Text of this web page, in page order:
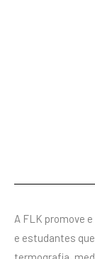
A FLK promove
e estudantes